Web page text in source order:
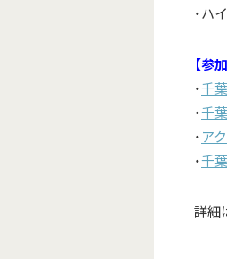
・ハ
【参
・千
・千
・ア
・千
詳